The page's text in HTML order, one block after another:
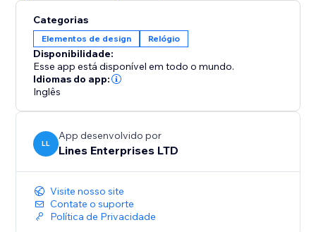
Categorias
Elementos de design Relógio
Disponibilidade:
Esse app está disponível em todo o mundo.
Idiomas do app:
Inglês
LL
App desenvolvido por
Lines Enterprises LTD
Visite nosso site
Contate o suporte
Política de Privacidade